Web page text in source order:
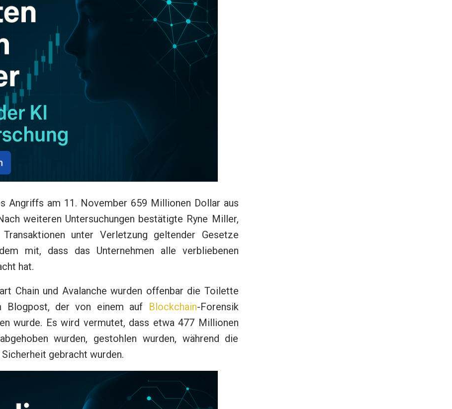
Angriffs am 11. November 659 Millionen Dollar aus
weiteren Untersuchungen bestätigte Ryne Miller,
unter Verletzung geltender Gesetze
mit, dass das Unternehmen alle verbliebenen
hat.
Chain und Avalanche wurden offenbar die Toilette
Blogpost, der von einem auf Blockchain-Forensik
wurde. Es wird vermutet, dass etwa 477 Millionen
wurden, gestohlen wurden, während die
gebracht wurden.